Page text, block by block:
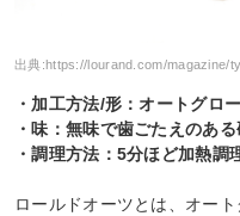
出典: https://lourand.com/magazine/
・加工方法/形：オートグロ
・味：無味で歯ごたえのあ
・調理方法：5分ほど加熱調
ロールドオーツとは、オー